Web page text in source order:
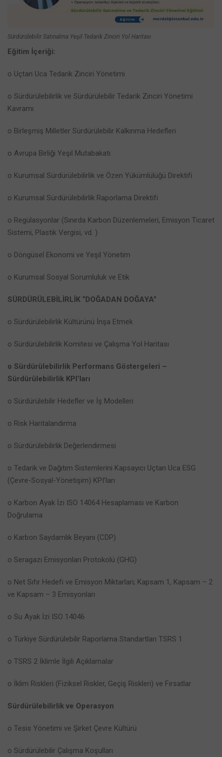
Sürdürülebilir Satınalma Yeşil Tedarik Zinciri Yol Haritası
Eğitim İçeriği:
o Uçtan Uca Tedarik Zinciri Yönetimi
o Sürdürülebilirlik ve Sürdürülebilir Tedarik Zinciri Yönetimi
Kavramı
o Birleşmiş Milletler Sürdürülebilir Kalkınma Hedefleri
o Avrupa Birliği Yeşil Mutabakatı
o Kurumsal Sürdürülebilirlik ve Özen Yükümlülüğü Direktifi
o Kurumsal Sürdürülebilirlik Raporlama Direktifi
o Regülasyonlar (Sınırda Karbon Düzenlemeleri, Emisyon Ticaret
Sistemi, Plastik Vergisi, vd. )
o Döngüsel Ekonomi ve Yeşil Yönetim
o Kurumsal Sosyal Sorumluluk ve Etik
SÜRDÜRÜLEBİLİRLİK “DOĞADAN DOĞAYA”
o Sürdürülebilirlik Kültürünü İnşa Etmek
o Sürdürülebilirlik Komitesi ve Çalışma Yol Haritası
o Sürdürülebilirlik Performans Göstergeleri –
Sürdürülebilirlik KPI’ları
o Sürdürülebilir Hedefler ve İş Modelleri
o Risk Haritalandırma
o Sürdürülebilirlik Değerlendirmesi
o Tedarik ve Dağıtım Sistemlerini Kapsayıcı Uçtan Uca ESG
(Çevre-Sosyal-Yönetişim) KPI’ları
o Karbon Ayak İzi ISO 14064 Hesaplaması ve Karbon
Doğrulama
o Karbon Saydamlık Beyanı (CDP)
o Seragazı Emisyonları Protokolü (GHG)
o Net Sıfır Hedefi ve Emisyon Miktarları; Kapsam 1, Kapsam – 2
ve Kapsam – 3 Emisyonları
o Su Ayak İzi ISO 14046
o Türkiye Sürdürülebilir Raporlama Standartları TSRS 1
o TSRS 2 İklimle İlgili Açıklamalar
o İklim Riskleri (Fiziksel Riskler, Geçiş Riskleri) ve Fırsatlar
Sürdürülebilirlik ve Operasyon
o Tesis Yönetimi ve Şirket Çevre Kültürü
o Sürdürülebilir Çalışma Koşulları